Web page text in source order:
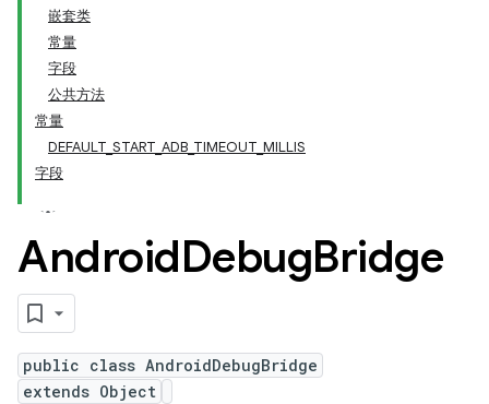
嵌套类
常量
字段
公共方法
常量
DEFAULT_START_ADB_TIMEOUT_MILLIS
字段
AndroidDebugBridge
public class AndroidDebugBridge
extends Object